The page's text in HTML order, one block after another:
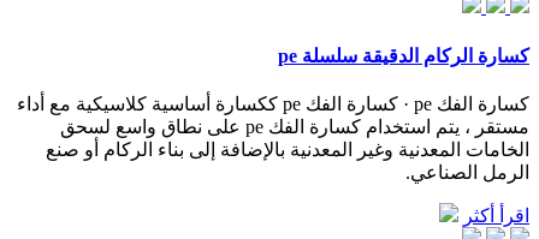
كسارة الركام الدقيقة سلسلة pe
كسارة الفك pe · كسارة الفك pe ككسارة أساسية كلاسيكية مع أداء
مستقر ، يتم استخدام كسارة الفك pe على نطاق واسع لسحق
الخامات المعدنية وغير المعدنية بالإضافة إلى بناء الركام أو صنع
الرمل الصناعي.
اقرأ أكثر